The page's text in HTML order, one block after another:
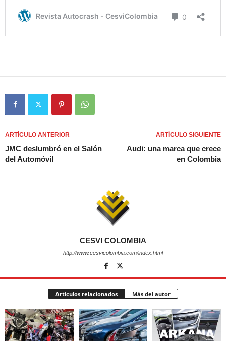
ARTÍCULO ANTERIOR
JMC deslumbró en el Salón
del Automóvil
ARTÍCULO SIGUIENTE
Audi: una marca que crece
en Colombia
CESVI COLOMBIA
http://www.cesvicolombia.com/index.html
Artículos relacionados Más del autor